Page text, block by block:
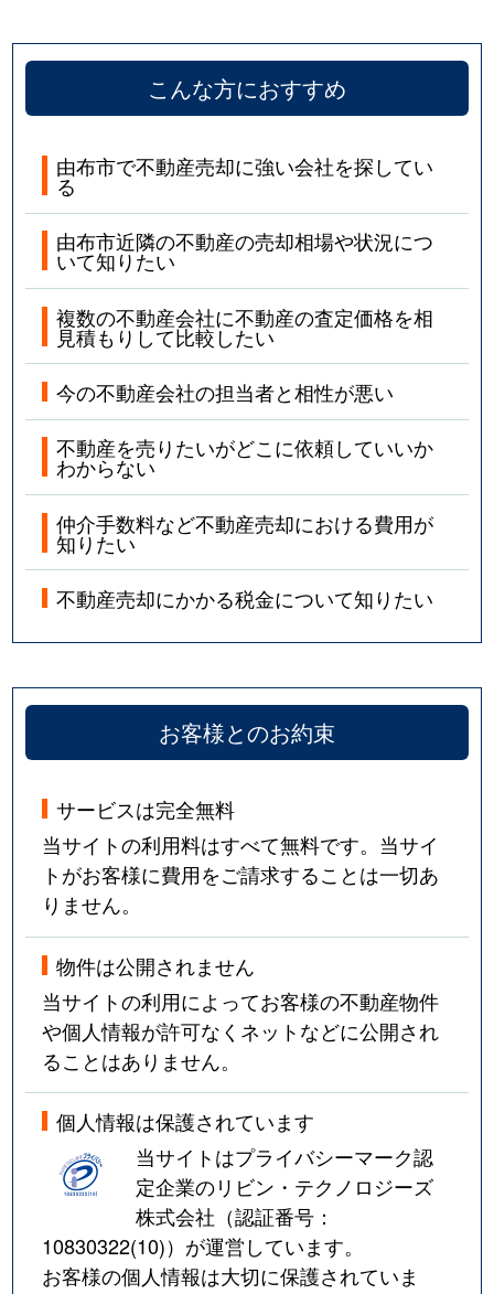
こんな方におすすめ
由布市で不動産売却に強い会社を探してい
る
由布市近隣の不動産の売却相場や状況につ
いて知りたい
複数の不動産会社に不動産の査定価格を相
見積もりして比較したい
今の不動産会社の担当者と相性が悪い
不動産を売りたいがどこに依頼していいか
わからない
仲介手数料など不動産売却における費用が
知りたい
不動産売却にかかる税金について知りたい
お客様とのお約束
サービスは完全無料
当サイトの利用料はすべて無料です。当サイ
トがお客様に費用をご請求することは一切あ
りません。
物件は公開されません
当サイトの利用によってお客様の不動産物件
や個人情報が許可なくネットなどに公開され
ることはありません。
個人情報は保護されています
当サイトはプライバシーマーク認
定企業のリビン・テクノロジーズ
株式会社（認証番号：
10830322(10)）が運営しています。
お客様の個人情報は大切に保護されていま